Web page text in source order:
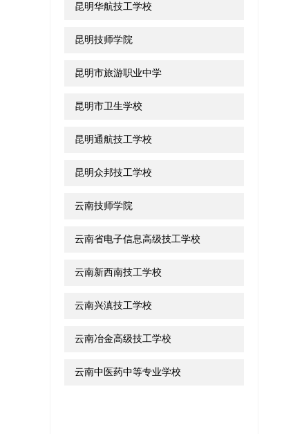
昆明华航技工学校
昆明技师学院
昆明市旅游职业中学
昆明市卫生学校
昆明通航技工学校
昆明众邦技工学校
云南技师学院
云南省电子信息高级技工学校
云南新西南技工学校
云南兴滇技工学校
云南冶金高级技工学校
云南中医药中等专业学校